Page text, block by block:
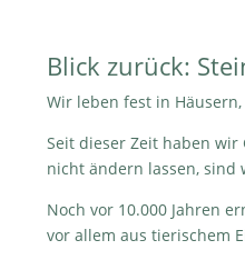
Blick zurück:
Wir leben fest in Häusern,
Seit dieser Zeit haben
nicht ändern lassen, sind
Noch vor 10.000 Jahren
vor allem aus tierischem